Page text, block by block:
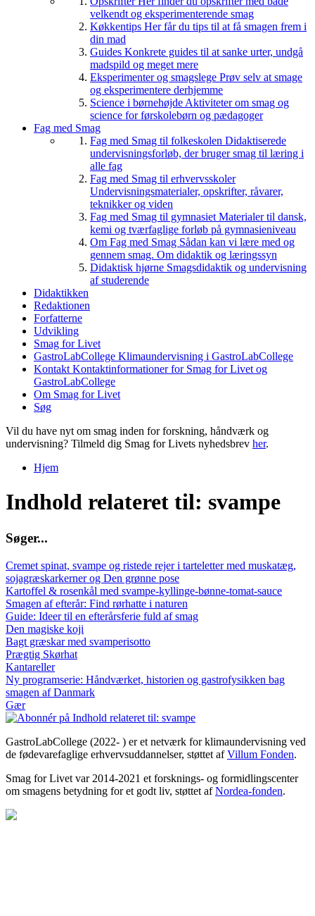
velkendt og eksperimenterende smag
Køkkentips Her får du tips til at få smagen frem i
din mad
Guides Konkrete guides til at sanke urter, undgå
madspild og meget mere
Eksperimenter og smagslege Prøv selv at smage
og eksperimentere derhjemme
Science i børnehøjde Aktiviteter om smag og
science for førskolebørn og pædagoger
Fag med Smag
Fag med Smag til folkeskolen Didaktiserede
undervisningsforløb, der bruger smag til læring i
alle fag
Fag med Smag til erhvervsskoler
Undervisningsmaterialer, opskrifter, råvarer,
teknikker og viden
Fag med Smag til gymnasiet Materialer til dansk,
kemi og tværfaglige forløb på gymnasieniveau
Om Fag med Smag Sådan kan vi lære med og
gennem smag. Om didaktik og læringssyn
Didaktisk hjørne Smagsdidaktik og undervisning
af studerende
Didaktikken
Redaktionen
Forfatterne
Udvikling
Smag for Livet
GastroLabCollege Klimaundervisning i GastroLabCollege
Kontakt Kontaktinformationer for Smag for Livet og
GastroLabCollege
Om Smag for Livet
Søg
Vil du have nyt om smag inden for forskning, håndværk og
undervisning? Tilmeld dig Smag for Livets nyhedsbrev her.
Hjem
Indhold relateret til: svampe
Søger...
Cremet spinat, svampe og ristede rejer i tarteletter med muskatæg,
sojagræskarkerner og Den grønne pose
Kartoffel & rosenkål med svampe-kyllinge-bønne-tomat-sauce
Smagen af efterår: Find rørhatte i naturen
Guide: Ideer til en efterårsferie fuld af smag
Den magiske koji
Bagt græskar med svamperisotto
Prægtig Skørhat
Kantareller
Ny programserie: Håndværket, historien og gastrofysikken bag
smagen af Danmark
Gær
GastroLabCollege (2022- ) er et netværk for klimaundervisning ved
de fødevarefaglige erhvervsuddannelser, støttet afVillum Fonden.
Smag for Livet var 2014-2021 et forsknings- og formidlingscenter
om smagens betydning for et godt liv, støttet afNordea-fonden.